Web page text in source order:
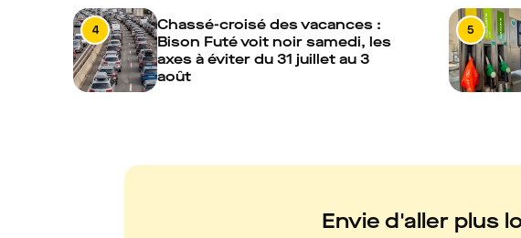
4
Chassé-croisé des vacances :
Bison Futé voit noir samedi, les
axes à éviter du 31 juillet au 3
août
5
Envie d'aller plus